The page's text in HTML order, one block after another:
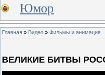
Юмор
Главная » Видео » Фильмы и анимация
ВЕЛИКИЕ БИТВЫ